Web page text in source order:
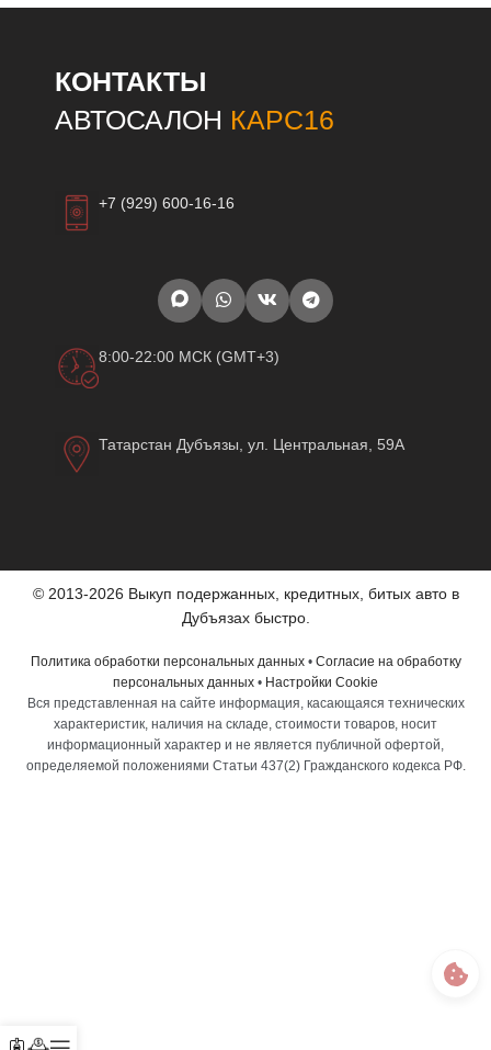
КОНТАКТЫ
АВТОСАЛОН КАРС16
+7 (929) 600-16-16
8:00-22:00 МСК (GMT+3)
Татарстан Дубъязы, ул. Центральная, 59А
© 2013-2026 Выкуп подержанных, кредитных, битых авто в
Дубъязах быстро.
Политика обработки персональных данных• Согласие на обработку
персональных данных • Настройки Cookie
Вся представленная на сайте информация, касающаяся технических
характеристик, наличия на складе, стоимости товаров, носит
информационный характер и не является публичной офертой,
определяемой положениями Статьи 437(2) Гражданского кодекса РФ.